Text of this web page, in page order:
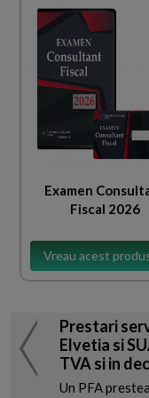
Examen
Fiscal 2026
Vreau acest
Prestari
Elvetia si
TVA si in
Un PFA